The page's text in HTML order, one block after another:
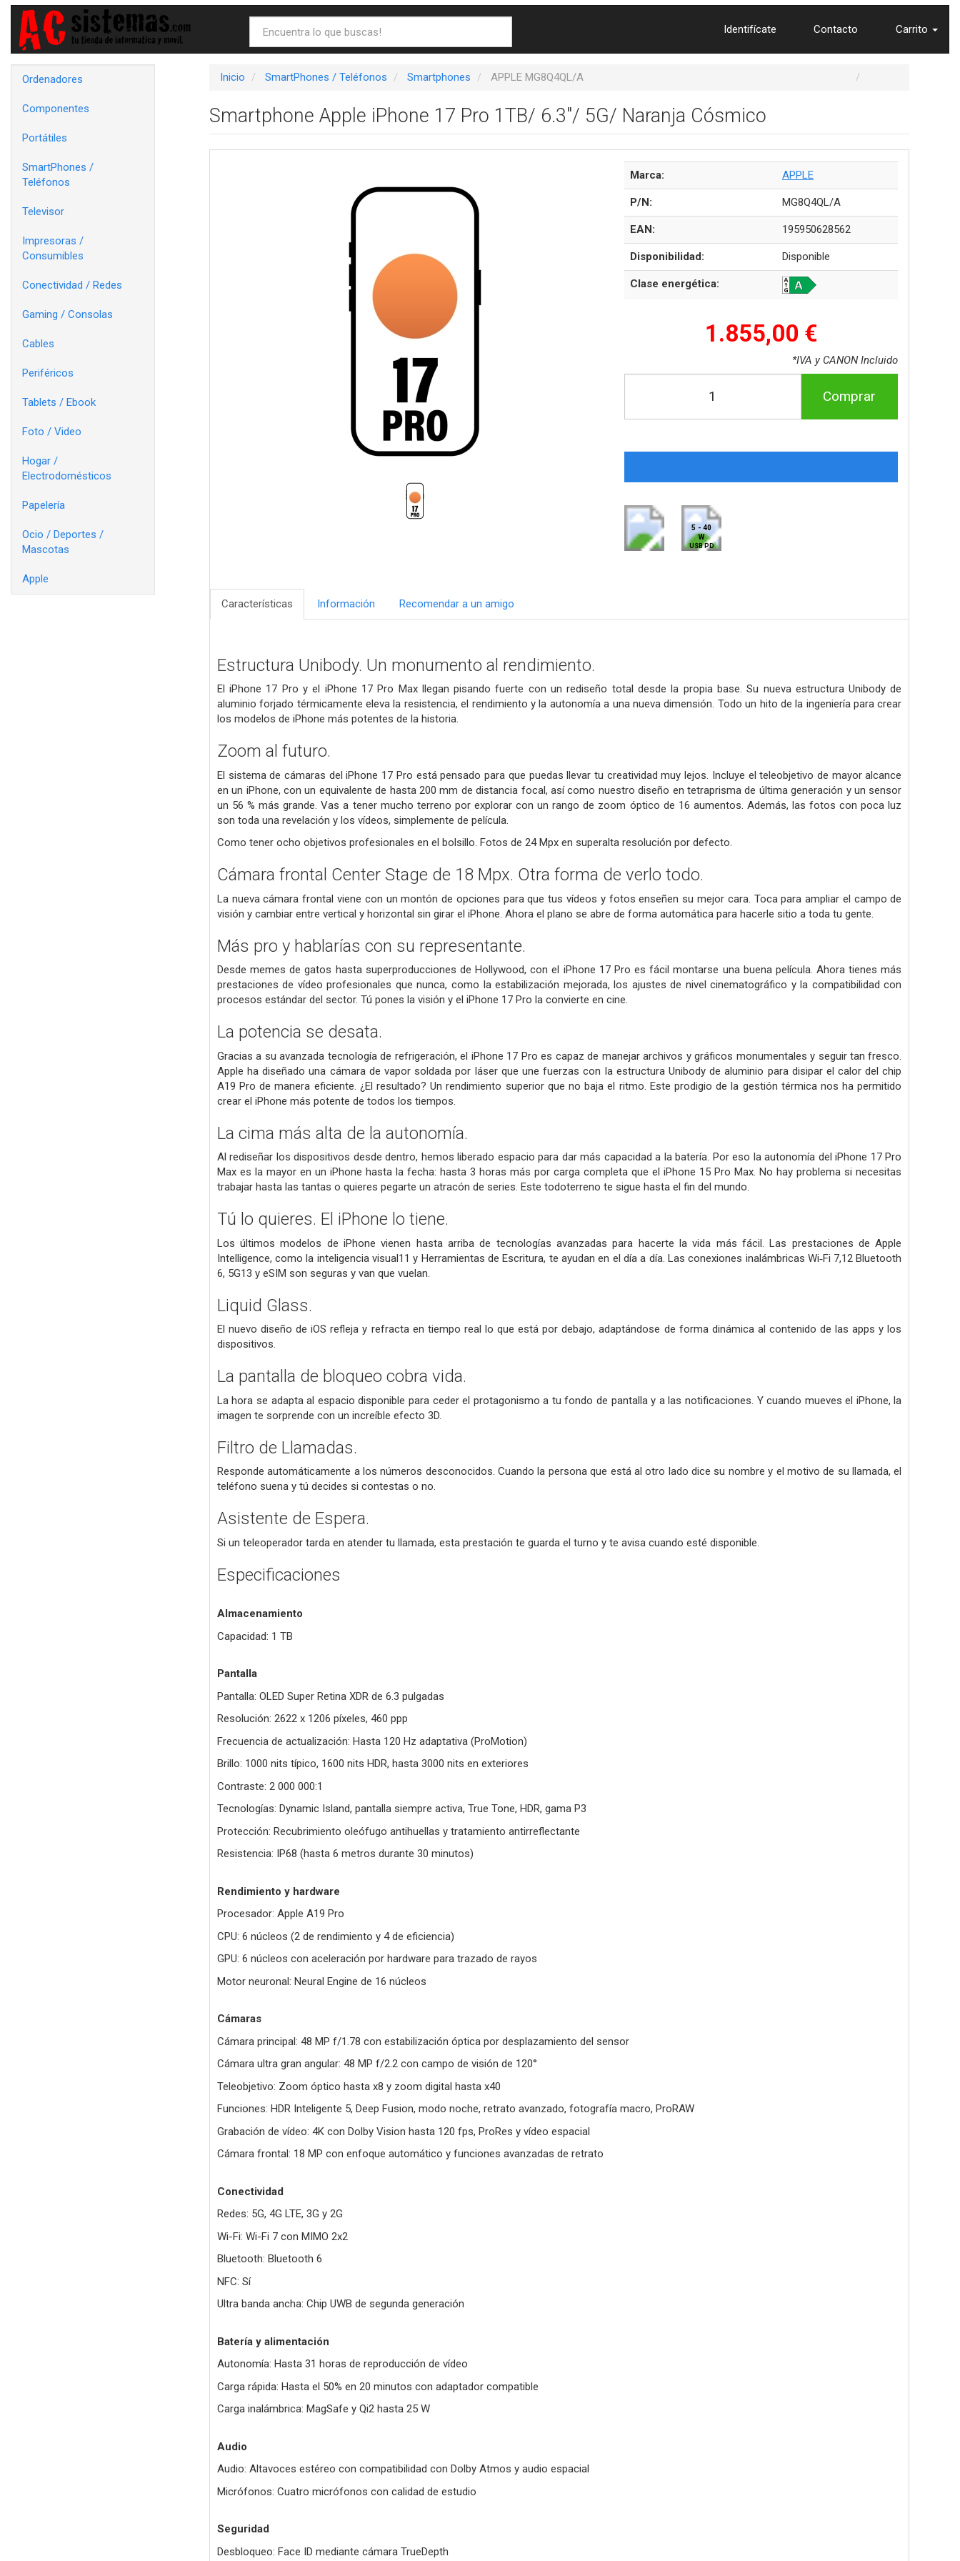
Identifícate Contacto Carrito
Ordenadores
Componentes
Portátiles
SmartPhones /
Teléfonos
Televisor
Impresoras /
Consumibles
Conectividad / Redes
Gaming / Consolas
Cables
Periféricos
Tablets / Ebook
Foto / Video
Hogar /
Electrodomésticos
Papelería
Ocio / Deportes /
Mascotas
Apple
Inicio SmartPhones / Teléfonos Smartphones APPLE MG8Q4QL/A
Smartphone Apple iPhone 17 Pro 1TB/ 6.3"/ 5G/ Naranja Cósmico
Marca: APPLE
P/N: MG8Q4QL/A
EAN: 195950628562
Disponibilidad: Disponible
Clase energética:
1.855,00 €
*IVA y CANON Incluido
Comprar
5 - 40
W
USB PD
Características Información Recomendar a un amigo
Estructura Unibody. Un monumento al rendimiento.
El iPhone 17 Pro y el iPhone 17 Pro Max llegan pisando fuerte con un rediseño total desde la propia base. Su nueva estructura Unibody de
aluminio forjado térmicamente eleva la resistencia, el rendimiento y la autonomía a una nueva dimensión. Todo un hito de la ingeniería para crear
los modelos de iPhone más potentes de la historia.
Zoom al futuro.
El sistema de cámaras del iPhone 17 Pro está pensado para que puedas llevar tu creatividad muy lejos. Incluye el teleobjetivo de mayor alcance
en un iPhone, con un equivalente de hasta 200 mm de distancia focal, así como nuestro diseño en tetraprisma de última generación y un sensor
un 56 % más grande. Vas a tener mucho terreno por explorar con un rango de zoom óptico de 16 aumentos. Además, las fotos con poca luz
son toda una revelación y los vídeos, simplemente de película.
Como tener ocho objetivos profesionales en el bolsillo. Fotos de 24 Mpx en superalta resolución por defecto.
Cámara frontal Center Stage de 18 Mpx. Otra forma de verlo todo.
La nueva cámara frontal viene con un montón de opciones para que tus vídeos y fotos enseñen su mejor cara. Toca para ampliar el campo de
visión y cambiar entre vertical y horizontal sin girar el iPhone. Ahora el plano se abre de forma automática para hacerle sitio a toda tu gente.
Más pro y hablarías con su representante.
Desde memes de gatos hasta superproducciones de Hollywood, con el iPhone 17 Pro es fácil montarse una buena película. Ahora tienes más
prestaciones de vídeo profesionales que nunca, como la estabilización mejorada, los ajustes de nivel cinematográfico y la compatibilidad con
procesos estándar del sector. Tú pones la visión y el iPhone 17 Pro la convierte en cine.
La potencia se desata.
Gracias a su avanzada tecnología de refrigeración, el iPhone 17 Pro es capaz de manejar archivos y gráficos monumentales y seguir tan fresco.
Apple ha diseñado una cámara de vapor soldada por láser que une fuerzas con la estructura Unibody de aluminio para disipar el calor del chip
A19 Pro de manera eficiente. ¿El resultado? Un rendimiento superior que no baja el ritmo. Este prodigio de la gestión térmica nos ha permitido
crear el iPhone más potente de todos los tiempos.
La cima más alta de la autonomía.
Al rediseñar los dispositivos desde dentro, hemos liberado espacio para dar más capacidad a la batería. Por eso la autonomía del iPhone 17 Pro
Max es la mayor en un iPhone hasta la fecha: hasta 3 horas más por carga completa que el iPhone 15 Pro Max. No hay problema si necesitas
trabajar hasta las tantas o quieres pegarte un atracón de series. Este todoterreno te sigue hasta el fin del mundo.
Tú lo quieres. El iPhone lo tiene.
Los últimos modelos de iPhone vienen hasta arriba de tecnologías avanzadas para hacerte la vida más fácil. Las prestaciones de Apple
Intelligence, como la inteligencia visual11 y Herramientas de Escritura, te ayudan en el día a día. Las conexiones inalámbricas Wi‑Fi 7,12 Bluetooth
6, 5G13 y eSIM son seguras y van que vuelan.
Liquid Glass.
El nuevo diseño de iOS refleja y refracta en tiempo real lo que está por debajo, adaptándose de forma dinámica al contenido de las apps y los
dispositivos.
La pantalla de bloqueo cobra vida.
La hora se adapta al espacio disponible para ceder el protagonismo a tu fondo de pantalla y a las notificaciones. Y cuando mueves el iPhone, la
imagen te sorprende con un increíble efecto 3D.
Filtro de Llamadas.
Responde automáticamente a los números desconocidos. Cuando la persona que está al otro lado dice su nombre y el motivo de su llamada, el
teléfono suena y tú decides si contestas o no.
Asistente de Espera.
Si un teleoperador tarda en atender tu llamada, esta prestación te guarda el turno y te avisa cuando esté disponible.
Especificaciones
Almacenamiento
Capacidad: 1 TB
Pantalla
Pantalla: OLED Super Retina XDR de 6.3 pulgadas
Resolución: 2622 x 1206 píxeles, 460 ppp
Frecuencia de actualización: Hasta 120 Hz adaptativa (ProMotion)
Brillo: 1000 nits típico, 1600 nits HDR, hasta 3000 nits en exteriores
Contraste: 2 000 000:1
Tecnologías: Dynamic Island, pantalla siempre activa, True Tone, HDR, gama P3
Protección: Recubrimiento oleófugo antihuellas y tratamiento antirreflectante
Resistencia: IP68 (hasta 6 metros durante 30 minutos)
Rendimiento y hardware
Procesador: Apple A19 Pro
CPU: 6 núcleos (2 de rendimiento y 4 de eficiencia)
GPU: 6 núcleos con aceleración por hardware para trazado de rayos
Motor neuronal: Neural Engine de 16 núcleos
Cámaras
Cámara principal: 48 MP f/1.78 con estabilización óptica por desplazamiento del sensor
Cámara ultra gran angular: 48 MP f/2.2 con campo de visión de 120°
Teleobjetivo: Zoom óptico hasta x8 y zoom digital hasta x40
Funciones: HDR Inteligente 5, Deep Fusion, modo noche, retrato avanzado, fotografía macro, ProRAW
Grabación de vídeo: 4K con Dolby Vision hasta 120 fps, ProRes y vídeo espacial
Cámara frontal: 18 MP con enfoque automático y funciones avanzadas de retrato
Conectividad
Redes: 5G, 4G LTE, 3G y 2G
Wi-Fi: Wi-Fi 7 con MIMO 2x2
Bluetooth: Bluetooth 6
NFC: Sí
Ultra banda ancha: Chip UWB de segunda generación
Batería y alimentación
Autonomía: Hasta 31 horas de reproducción de vídeo
Carga rápida: Hasta el 50% en 20 minutos con adaptador compatible
Carga inalámbrica: MagSafe y Qi2 hasta 25 W
Audio
Audio: Altavoces estéreo con compatibilidad con Dolby Atmos y audio espacial
Micrófonos: Cuatro micrófonos con calidad de estudio
Seguridad
Desbloqueo: Face ID mediante cámara TrueDepth